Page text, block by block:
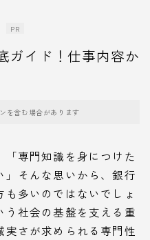
PR
ガイド！仕事内容か
を含む場合があります
「専門知識を身につけた
」そんな思いから、銀行
多いのではないでしょ
う社会の基盤を支える重
さが求められる専門性